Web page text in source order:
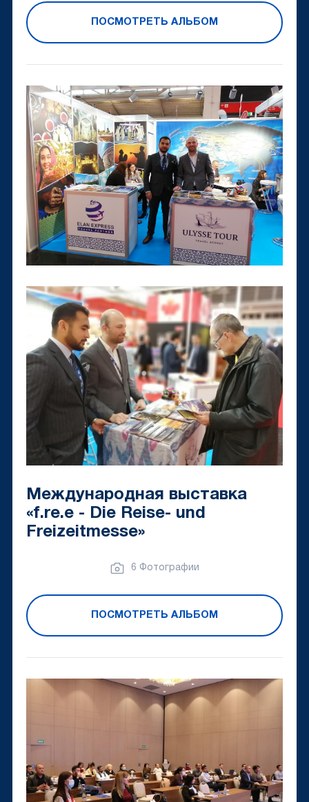
ПОСМОТРЕТЬ АЛЬБОМ
Международная выставка
«f.re.e - Die Reise- und
Freizeitmesse»
ПОСМОТРЕТЬ АЛЬБОМ
6 Фотографии